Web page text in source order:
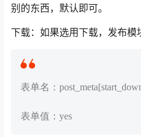
别的东西，默认即可。
下载：如果选用下载，发布模
表单名：
表单值：yes